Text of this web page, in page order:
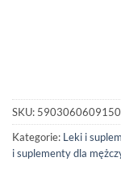
SKU: 5903060609150
Kategorie: Leki i
i suplementy dla